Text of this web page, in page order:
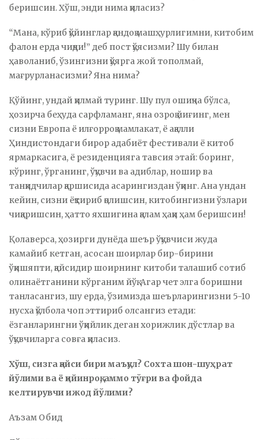
беришсин. Хўш, энди нима қиласиз?
“Мана, кўриб қўйинглар қандоқ машҳурлигимни, китобим
фалон ерда чиқди!” деб пост қўясизми? Шу билан
ҳаволаниб, ўзингизни қўярга жой тополмай,
мағрурланасизми? Яна нима?
Қўйинг, ундай қилмай туринг. Шу пул ошиқча бўлса,
ҳозирча беҳуда сарфламанг, яна озроқ йиғинг, мен
сизни Европа ё илғорроқ мамлакат, ё ақалли
Ҳиндистондаги бирор адабиёт фестивали ё китоб
ярмаркасига, ё резиденцияга тавсия этай: боринг,
кўринг, ўрганинг, ўқувчи ва адиблар, ношир ва
танқидчилар қаршисида асарингиздан ўқинг. Ана ундан
кейин, сизни ёқтириб қолишсин, китобингизни ўзлари
чиқаришсин, ҳатто яхшигина қалам ҳақи ҳам беришсин!
Қолаверса, ҳозирги дунёда шеър ўқувчиси жуда
камайиб кетган, асосан шоирлар бир-бирини
ўқишяпти, қайсидир шоирнинг китоби талашиб сотиб
олинаётганини кўрганим йўқ. Агар чет элга боришни
танласангиз, шу ерда, ўзимизда шеърларингизни 5-10
нусха қўлбола чоп эттириб олсангиз етади:
ёзганларингни ўқийлик деган хорижлик дўстлар ва
ўқувчиларга совға қиласиз.
Хўш, сизга қайси бири маъқул? Сохта шон-шуҳрат
йўлими ва ё қийинроқ, аммо тўғри ва фойда
келтирувчи ижод йўлими?
Аъзам Обид